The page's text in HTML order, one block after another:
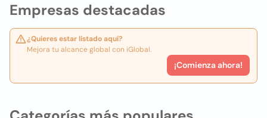
Empresas destacadas
¿Quieres estar listado aquí?
Mejora tu alcance global con iGlobal.
¡Comienza ahora!